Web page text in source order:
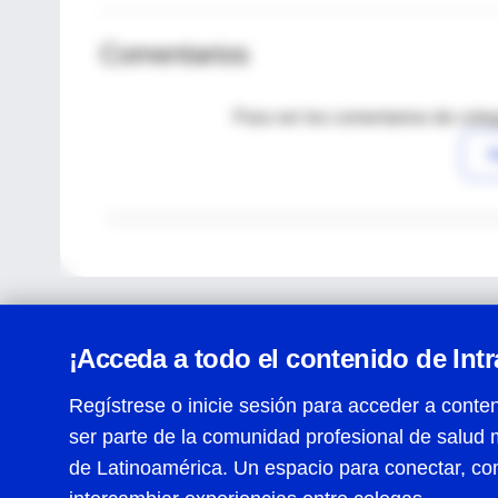
Comentarios
Para ver los comentarios de
¡Acceda a todo el contenido de
Regístrese o inicie sesión para acceder a
ser parte de la comunidad profesional de salud
de Latinoamérica. Un espacio para conectar,
Centro de Ayuda
Términos y condiciones| Políticas de privacidad